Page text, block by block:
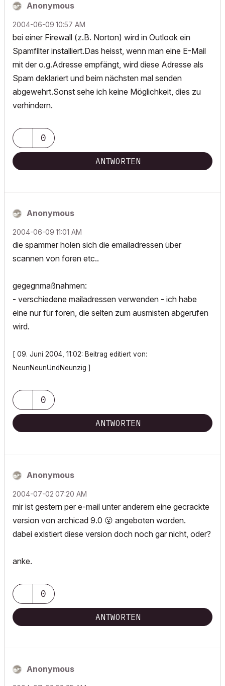
Anonymous
‎2004-06-09 10:57 AM
bei einer Firewall (z.B. Norton) wird in Outlook ein
Spamfilter installiert.Das heisst, wenn man eine E-Mail
mit der o.g.Adresse empfängt, wird diese Adresse als
Spam deklariert und beim nächsten mal senden
abgewehrt.Sonst sehe ich keine Möglichkeit, dies zu
verhindern.
0
ANTWORTEN
Anonymous
‎2004-06-09 11:01 AM
die spammer holen sich die emailadressen über
scannen von foren etc..
gegegnmaßnahmen:
- verschiedene mailadressen verwenden - ich habe
eine nur für foren, die selten zum ausmisten abgerufen
wird.
[ 09. Juni 2004, 11:02: Beitrag editiert von:
NeunNeunUndNeunzig ]
0
ANTWORTEN
Anonymous
‎2004-07-02 07:20 AM
mir ist gestern per e-mail unter anderem eine gecrackte
version von archicad 9.0 😮 angeboten worden.
dabei existiert diese version doch noch gar nicht, oder?
anke.
0
ANTWORTEN
Anonymous